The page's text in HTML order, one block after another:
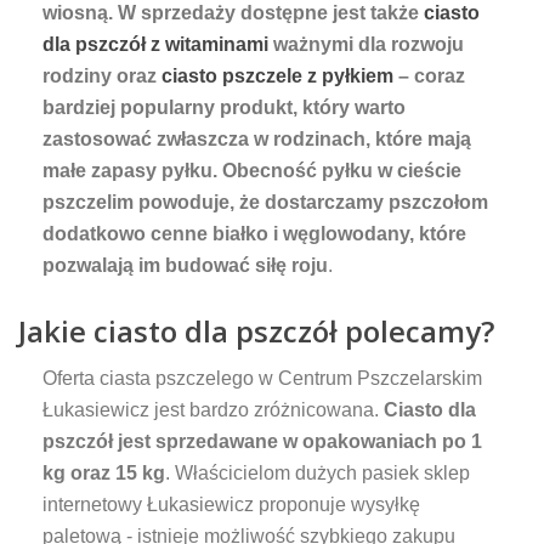
wiosną. W sprzedaży dostępne jest także ciasto
dla pszczół z witaminami ważnymi dla rozwoju
rodziny oraz ciasto pszczele z pyłkiem – coraz
bardziej popularny produkt, który warto
zastosować zwłaszcza w rodzinach, które mają
małe zapasy pyłku. Obecność pyłku w cieście
pszczelim powoduje, że dostarczamy pszczołom
dodatkowo cenne białko i węglowodany, które
pozwalają im budować siłę roju.
Jakie ciasto dla pszczół polecamy?
Oferta ciasta pszczelego w Centrum Pszczelarskim
Łukasiewicz jest bardzo zróżnicowana. Ciasto dla
pszczół jest sprzedawane w opakowaniach po 1
kg oraz 15 kg. Właścicielom dużych pasiek sklep
internetowy Łukasiewicz proponuje wysyłkę
paletową - istnieje możliwość szybkiego zakupu